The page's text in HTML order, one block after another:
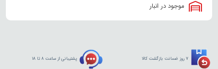
موجود در انبار
7 روز ضمانت بازگشت کالا پشتیبانی از ساعت 8 تا 18